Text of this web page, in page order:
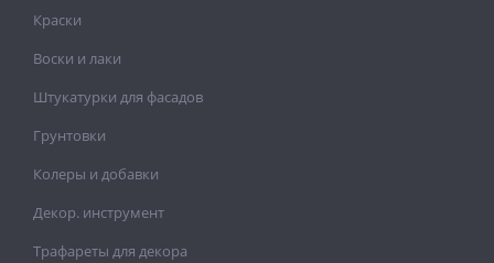
Краски
Воски и лаки
Штукатурки для фасадов
Грунтовки
Колеры и добавки
Декор. инструмент
Трафареты для декора